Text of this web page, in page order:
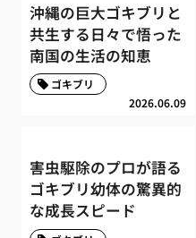
沖縄の巨大ゴキブリと
共生する日々で悟った
南国の生活の知恵
2026.06.09
ゴキブリ
害虫駆除のプロが語る
ゴキブリ幼体の驚異的
な成長スピード